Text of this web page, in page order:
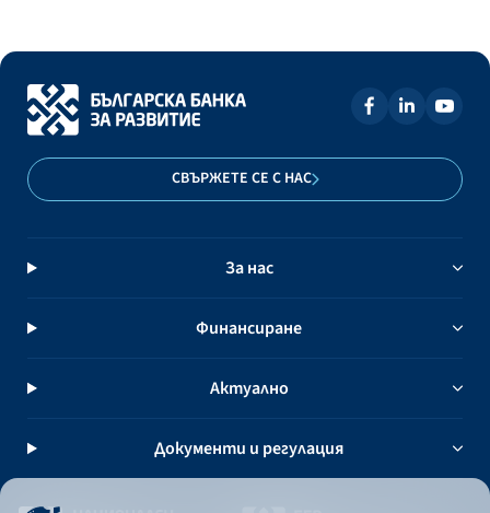
СВЪРЖЕТЕ СЕ С НАС
За нас
Финансиране
Актуално
Документи и регулация